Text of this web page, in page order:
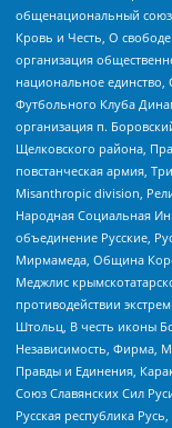
общенациональный
Кровь и Честь, О
организация
национальное
Футбольного Клуба
организация п.
Щелковского района,
повстанческая армия,
Misanthropic division,
Народная Социальная
объединение Русские,
Мирмамеда, Община
Меджлис
противодействии
Штольц, В честь иконы
Независимость, Фирма,
Правды и Единения,
Союз Славянских Сил
Русская республика